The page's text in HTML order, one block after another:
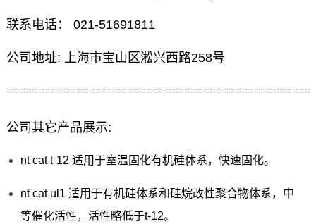
联系电话： 021-51691811
公司地址: 上海市宝山区淞兴西路258号
公司其它产品展示:
nt cat t-12 适用于室温固化有机硅体系，快速固化。
nt cat ul1 适用于有机硅体系和硅烷改性聚合物体系，中
等催化活性，活性略低于t-12。